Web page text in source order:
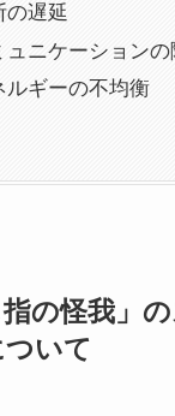
の遅延
ュニケーションの
ルギーの不均衡
指の怪我」
いて